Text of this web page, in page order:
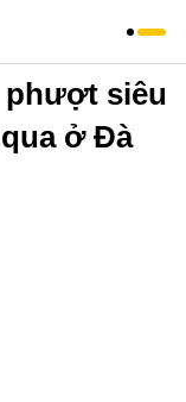
phượt siêu
ở Đà